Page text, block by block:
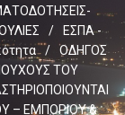
/
ΕΣΠΑ -
/
ΟΔΗΓΟΣ
ΤΟΥ
– ΕΜΠΟΡΙΟΥ &